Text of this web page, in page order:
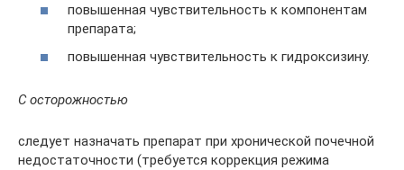
повышенная чувствительность к компонентам
препарата;
повышенная чувствительность к гидроксизину.
С осторожностью
следует назначать препарат при хронической почечной
недостаточности (требуется коррекция режима